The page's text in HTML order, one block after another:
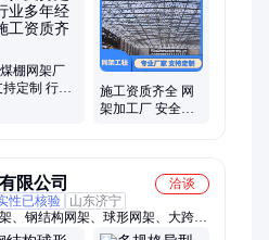
工、螺栓球加工、钢结构网架加工
棚网架厂
定制 行业
施工资质齐全 网
架加工厂 安全性
限公司
洽谈
性已核验
山东济宁
、钢结构网架、球形网架、大跨度